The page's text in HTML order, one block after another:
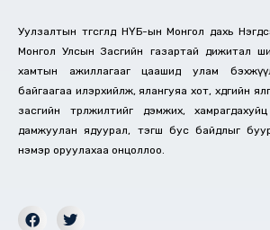
Уулзалтын төгсгөлд НҮБ-ын Монгол дахь
Монгол Улсын Засгийн газартай дижитал
хамтын ажиллагааг цаашид улам
байгаагаа илэрхийлж, ялангуяа хот, хөдөөгийн
засгийн төрөлжилтийг дэмжих,
дамжуулан ядуурал, тэгш бус байдлыг
нэмэр оруулахаа онцоллоо.